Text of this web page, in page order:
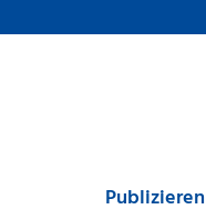
Publizieren